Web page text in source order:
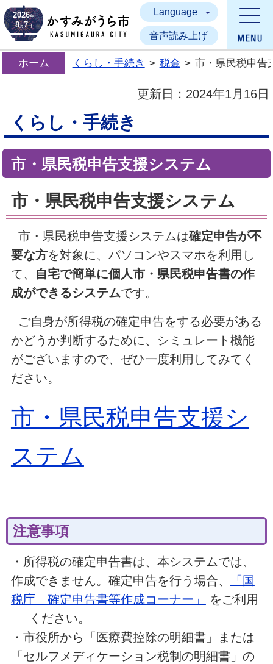
かすみがうら市
2026年
8月7日
Language
音声読み上げ
ホーム くらし・手続き > 税金 > 市・県民税申告
更新日： 2024年1月16日
くらし・手続き
市・県民税申告支援システム
市・県民税申告支援システム
市・県民税申告支援システムは確定申告が不
要な方を対象に、パソコンやスマホを利用し
て、 自宅で簡単に個人市・県民税申告書の作
成ができるシステムです。
ご自身が所得税の確定申告をする必要がある
かどうか判断するために、シミュレート機能
がございますので、ぜひ一度利用してみてく
ださい。
市・県民税申告支援シ
ステム
注意事項
・所得税の確定申告書は、本システムでは、
作成できません。確定申告を行う場合、
「国
税庁 確定申告書等作成コーナー」
をご利用
ください。
・市役所から「医療費控除の明細書」または
「セルフメディケーション税制の明細書」の